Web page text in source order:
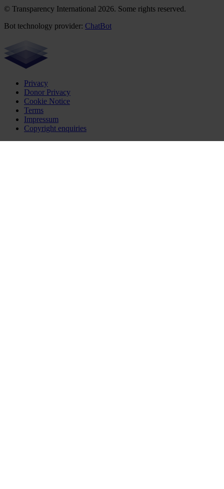
© Transparency International 2026. Some rights reserved.
Bot technology provider: ChatBot
Privacy
Donor Privacy
Cookie Notice
Terms
Impressum
Copyright enquiries